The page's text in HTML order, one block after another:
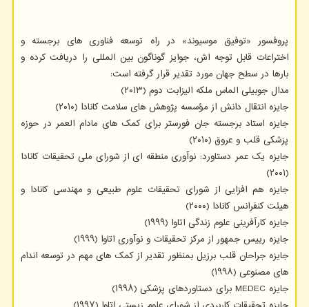
پروفسور «توفیق موسیوند» در راه توسعه فناوری های برجسته و
اختراعات قابل توجه اش، جوایز گوناگون بین المللی را دریافت کرده و
بارها در سطح جهان مورد تقدیر قرار گرفته است:
مدال جوبیلی الماس ملکه الیزابت دوم (۲۰۱۳)
جایزه انتقال دانش از مؤسسه پژوهش های سلامت کانادا (۲۰۱۰)
جایزه استاد برجسته جان فورستر برای کمک های مادام العمر در حوزه
پزشکی قلب و عروق (۲۰۱۰)
جایزه یک عمر دستاورد: نوآوری منطقه ای از شورای ملی تحقیقات کانادا
(۲۰۰۱)
جایزه هم افزایی از شورای تحقیقات علوم طبیعی و مهندسی کانادا و
هیئت کنفرانس کانادا (۲۰۰۰)
جایزه کارآفرینی علوم زندگی اتاوا (۱۹۹۹)
جایزه رییس جمهور از مرکز تحقیقات و نوآوری اتاوا (۱۹۹۹)
جایزه جراحان قلب برزیل بمنظور تقدیر از کمک های مهم در توسعه اندام
های مصنوعی (۱۹۹۸)
جایزه MEDEC برای دستاوردهای پزشکی (۱۹۹۸)